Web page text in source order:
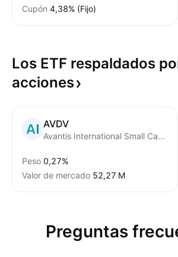
Cupón 4,38% (Fijo)
Los ETF respaldados
acciones
AVDV
Avantis International Small Cap Value ETF
Peso 0,27%
Valor de mercado ‪52,27 M‬
Preguntas